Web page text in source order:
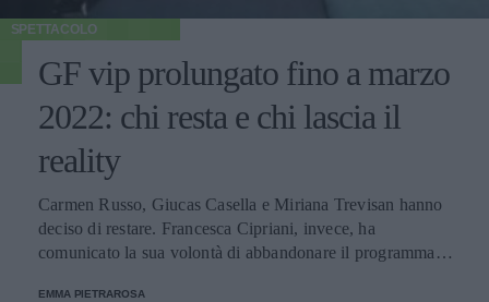
SPETTACOLO
GF vip prolungato fino a marzo
2022: chi resta e chi lascia il
reality
Carmen Russo, Giucas Casella e Miriana Trevisan hanno
deciso di restare. Francesca Cipriani, invece, ha
comunicato la sua volontà di abbandonare il programma.
EMMA PIETRAROSA